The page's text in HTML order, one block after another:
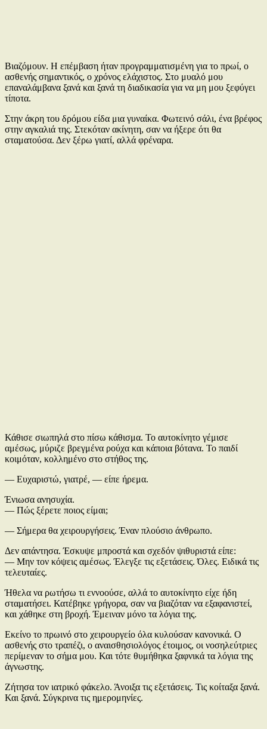
Βιαζόμουν. Η επέμβαση ήταν προγραμματισμένη για το πρωί, ο
ασθενής σημαντικός, ο χρόνος ελάχιστος. Στο μυαλό μου
επαναλάμβανα ξανά και ξανά τη διαδικασία για να μη μου ξεφύγει
τίποτα.
Στην άκρη του δρόμου είδα μια γυναίκα. Φωτεινό σάλι, ένα βρέφος
στην αγκαλιά της. Στεκόταν ακίνητη, σαν να ήξερε ότι θα
σταματούσα. Δεν ξέρω γιατί, αλλά φρέναρα.
Κάθισε σιωπηλά στο πίσω κάθισμα. Το αυτοκίνητο γέμισε
αμέσως, μύριζε βρεγμένα ρούχα και κάποια βότανα. Το παιδί
κοιμόταν, κολλημένο στο στήθος της.
— Ευχαριστώ, γιατρέ, — είπε ήρεμα.
Ένιωσα ανησυχία.
— Πώς ξέρετε ποιος είμαι;
— Σήμερα θα χειρουργήσεις. Έναν πλούσιο άνθρωπο.
Δεν απάντησα. Έσκυψε μπροστά και σχεδόν ψιθυριστά είπε:
— Μην τον κόψεις αμέσως. Έλεγξε τις εξετάσεις. Όλες. Ειδικά τις
τελευταίες.
Ήθελα να ρωτήσω τι εννοούσε, αλλά το αυτοκίνητο είχε ήδη
σταματήσει. Κατέβηκε γρήγορα, σαν να βιαζόταν να εξαφανιστεί,
και χάθηκε στη βροχή. Έμειναν μόνο τα λόγια της.
Εκείνο το πρωινό στο χειρουργείο όλα κυλούσαν κανονικά. Ο
ασθενής στο τραπέζι, ο αναισθησιολόγος έτοιμος, οι νοσηλεύτριες
περίμεναν το σήμα μου. Και τότε θυμήθηκα ξαφνικά τα λόγια της
άγνωστης.
Ζήτησα τον ιατρικό φάκελο. Άνοιξα τις εξετάσεις. Τις κοίταξα ξανά.
Και ξανά. Σύγκρινα τις ημερομηνίες.